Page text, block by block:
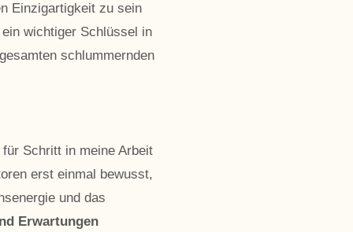
Einzigartigkeit zu sein
wichtiger Schlüssel in
schlummernden
Schritt in meine Arbeit
erst einmal bewusst,
und das
Erwartungen